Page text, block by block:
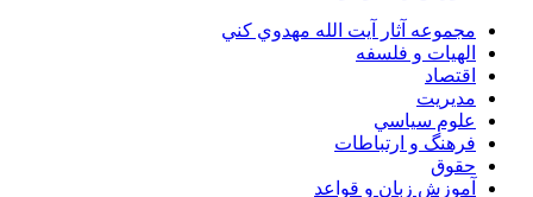
مجموعه آثار آيت الله مهدوي كني
الهیات و فلسفه
اقتصاد
مديريت
علوم سياسي
فرهنگ و ارتباطات
حقوق
آموزش زبان و قواعد